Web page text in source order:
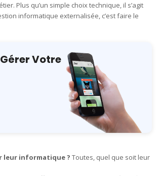
Plus qu’un simple choix technique, il s’agit
informatique externalisée, c’est faire le
Votre
leur informatique ? Toutes, quel que soit leur